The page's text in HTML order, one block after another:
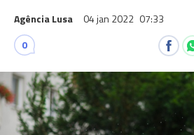
Agência Lusa 04 jan 2022 07:33
0